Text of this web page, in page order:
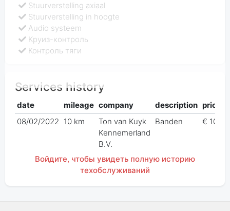
Stuurverstelling axiaal
Stuurverstelling in hoogte
Audio systeem
Круиз-контроль
Контроль тяги
Services history
date mileage company description price
08/02/2022 10 km
Ton van Kuyk
Kennemerland
B.V.
Banden €
Войдите, чтобы увидеть полную историю
техобслуживаний